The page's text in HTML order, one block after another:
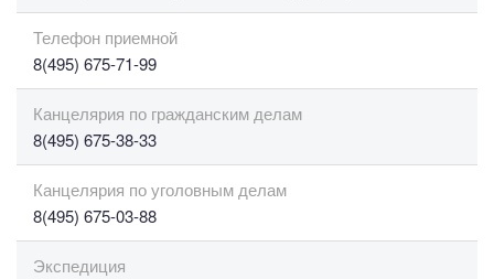
Телефон приемной
8(495) 675-71-99
Канцелярия по гражданским делам
8(495) 675-38-33
Канцелярия по уголовным делам
8(495) 675-03-88
Экспедиция